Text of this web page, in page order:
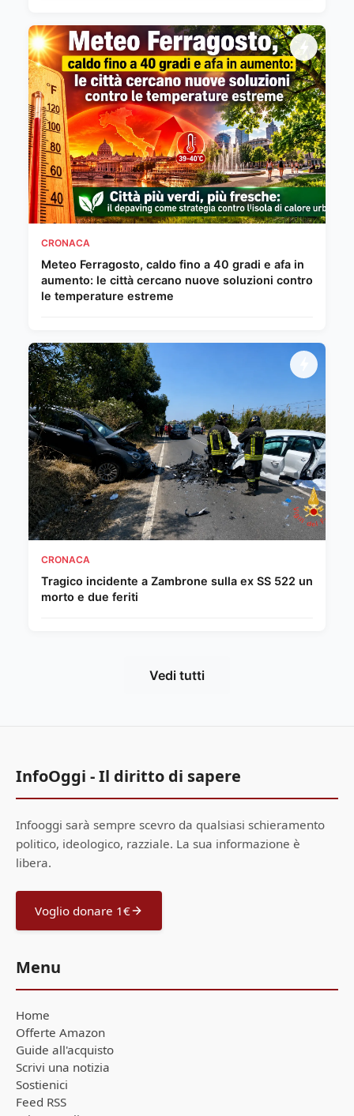
CRONACA
Meteo Ferragosto, caldo fino a 40 gradi e afa in
aumento: le città cercano nuove soluzioni contro
le temperature estreme
CRONACA
Tragico incidente a Zambrone sulla ex SS 522 un
morto e due feriti
Vedi tutti
InfoOggi - Il diritto di sapere
Infooggi sarà sempre scevro da qualsiasi schieramento
politico, ideologico, razziale. La sua informazione è
libera.
Voglio donare 1€
Menu
Home
Offerte Amazon
Guide all'acquisto
Scrivi una notizia
Sostienici
Feed RSS